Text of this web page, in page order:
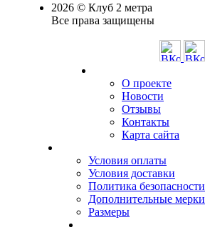
2026 © Клуб 2 метра
Все права защищены
О проекте
Новости
Отзывы
Контакты
Карта сайта
Условия оплаты
Условия доставки
Политика безопасности
Дополнительные мерки
Размеры